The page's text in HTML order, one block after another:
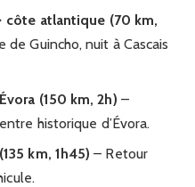
côte atlantique (70 km,
de Guincho, nuit à Cascais
(150 km, 2h) –
historique d’Évora.
km, 1h45) – Retour